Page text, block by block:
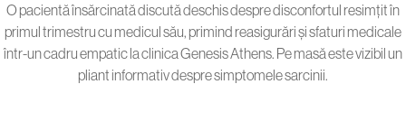
O pacientă însărcinată discută deschis despre disconfortul resimțit în
primul trimestru cu medicul său, primind reasigurări și sfaturi medicale
într-un cadru empatic la clinica Genesis Athens. Pe masă este vizibil un
pliant informativ despre simptomele sarcinii.